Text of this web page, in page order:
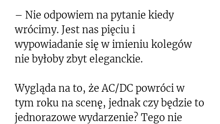
– Nie odpowiem na pytanie kiedy
wrócimy. Jest nas pięciu i
wypowiadanie się w imieniu kolegów
nie byłoby zbyt eleganckie.
Wygląda na to, że AC/DC powróci w
tym roku na scenę, jednak czy będzie to
jednorazowe wydarzenie? Tego nie